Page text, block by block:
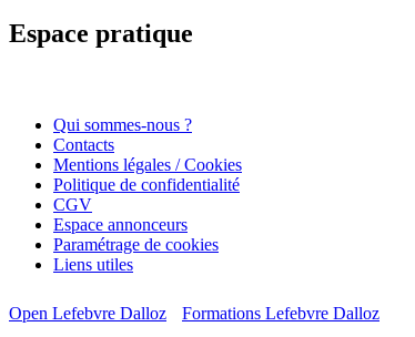
Espace pratique
Qui sommes-nous ?
Contacts
Mentions légales / Cookies
Politique de confidentialité
CGV
Espace annonceurs
Paramétrage de cookies
Liens utiles
Open Lefebvre Dalloz Formations Lefebvre Dalloz